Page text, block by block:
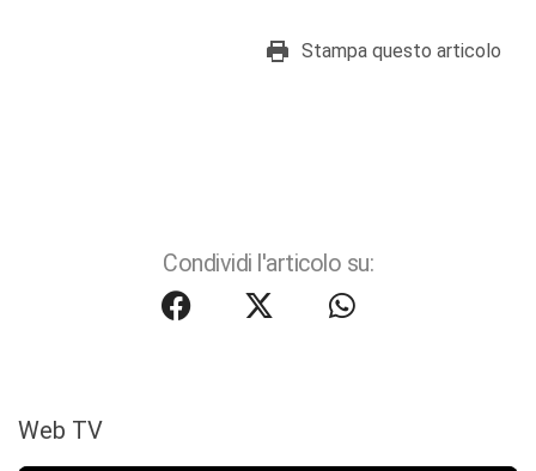
Stampa questo articolo
Condividi l'articolo su:
Web TV